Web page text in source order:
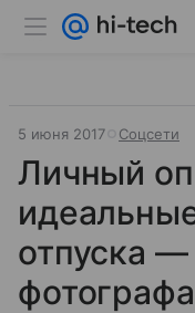
5 июня 2017 Соцсети
Личный
отпуска
фотографа